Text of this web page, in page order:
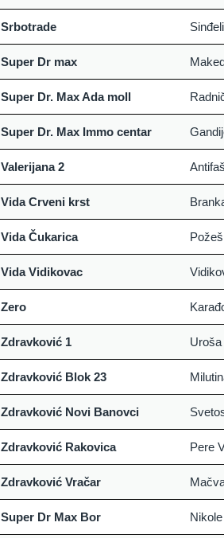
Srbotrade
Super Dr max
Super Dr. Max Ada moll
Super Dr. Max Immo centar
Valerijana 2
Vida Crveni krst
Vida Čukarica
Vida Vidikovac
Zero
Zdravković 1
Zdravković Blok 23
Zdravković Novi Banovci
Zdravković Rakovica Pere
Zdravković Vračar
Super Dr Max Bor